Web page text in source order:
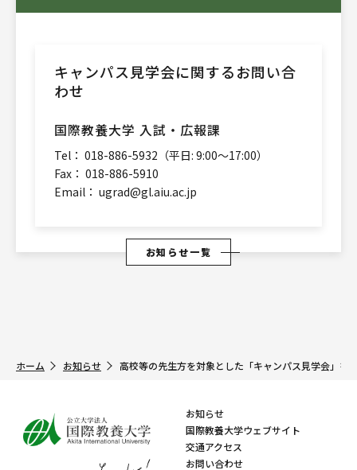
キャンパス見学会に関するお問い合
わせ
国際教養大学 入試・広報課
Tel： 018-886-5932（平日: 9:00～17:00）
Fax： 018-886-5910
Email： ugrad@gl.aiu.ac.jp
お知らせ一覧
ホーム お知らせ 高校等の先生方を対象とした「キャンパス見学会」を
お知らせ
国際教養大学ウェブサイト
交通アクセス
お問い合わせ